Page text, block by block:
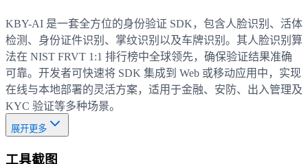
KBY-AI 是一套全方位的身份验证 SDK，包含人脸识别、活体
检测、身份证件识别、掌纹识别以及车牌识别。其人脸识别算
法在 NIST FRVT 1:1 排行榜中全球领先，确保验证结果准确
可靠。开发者可快速将 SDK 集成到 Web 或移动应用中，实现
在线与本地部署的灵活方案，适用于金融、安防、出入管理及
KYC 验证等多种场景。
展开更多
工具截图